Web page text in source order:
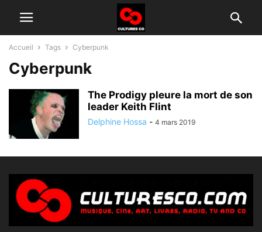
Accueil Tags Cyberpunk
Cyberpunk
The Prodigy pleure la mort de son
leader Keith Flint
Delphine Hossa - 4 mars 2019